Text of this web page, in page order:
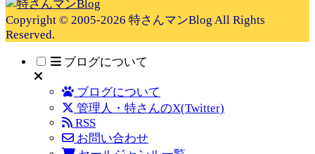
Copyright © 2005-2026 特さんマンBlog All Rights
Reserved.
ブログについて
ブログについて
管理人・特さんのX(Twitter)
RSS
お問い合わせ